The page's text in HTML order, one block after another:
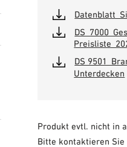
DS
Unterdecken
Produkt evtl. nicht in
Bitte kontaktieren Sie